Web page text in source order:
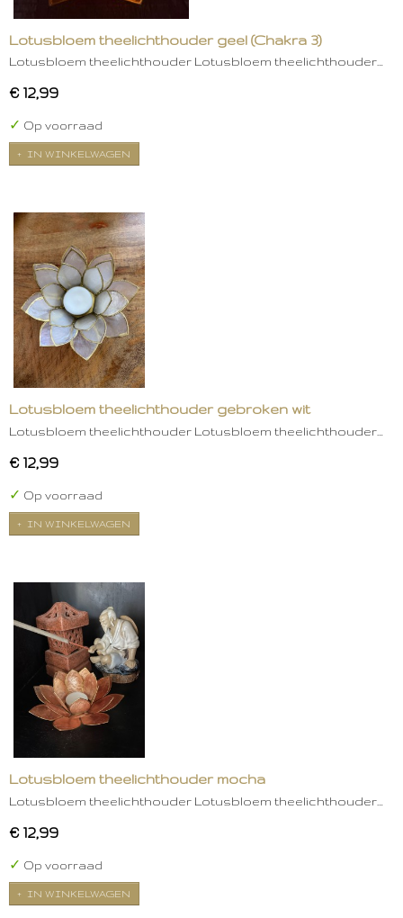
Lotusbloem theelichthouder geel (Chakra 3)
Lotusbloem theelichthouder Lotusbloem theelichthouder…
€ 12,99
✓ Op voorraad
IN WINKELWAGEN
Lotusbloem theelichthouder gebroken wit
Lotusbloem theelichthouder Lotusbloem theelichthouder…
€ 12,99
✓ Op voorraad
IN WINKELWAGEN
Lotusbloem theelichthouder mocha
Lotusbloem theelichthouder Lotusbloem theelichthouder…
€ 12,99
✓ Op voorraad
IN WINKELWAGEN